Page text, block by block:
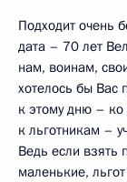
Подходит очень
дата – 70 лет
нам, воинам,
хотелось бы Вас
к этому дню –
к льготникам –
Ведь если взять
маленькие,